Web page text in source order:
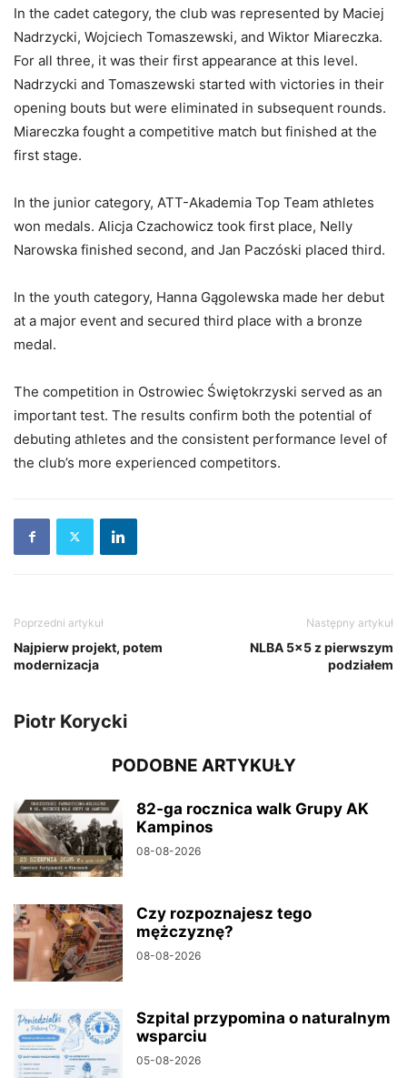
In the cadet category, the club was represented by Maciej
Nadrzycki, Wojciech Tomaszewski, and Wiktor Miareczka.
For all three, it was their first appearance at this level.
Nadrzycki and Tomaszewski started with victories in their
opening bouts but were eliminated in subsequent rounds.
Miareczka fought a competitive match but finished at the
first stage.
In the junior category, ATT-Akademia Top Team athletes
won medals. Alicja Czachowicz took first place, Nelly
Narowska finished second, and Jan Paczóski placed third.
In the youth category, Hanna Gągolewska made her debut
at a major event and secured third place with a bronze
medal.
The competition in Ostrowiec Świętokrzyski served as an
important test. The results confirm both the potential of
debuting athletes and the consistent performance level of
the club’s more experienced competitors.
Poprzedni artykuł
Najpierw projekt, potem
modernizacja
Następny artykuł
NLBA 5×5 z pierwszym
podziałem
Piotr Korycki
PODOBNE ARTYKUŁY
82-ga rocznica walk Grupy AK
Kampinos
08-08-2026
Czy rozpoznajesz tego
mężczyznę?
08-08-2026
Szpital przypomina o naturalnym
wsparciu
05-08-2026